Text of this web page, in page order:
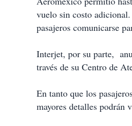
vuelo sin costo
pasajeros comunicarse
Interjet, por su parte,
través de su Centro de
En tanto que los
mayores detalles podrán